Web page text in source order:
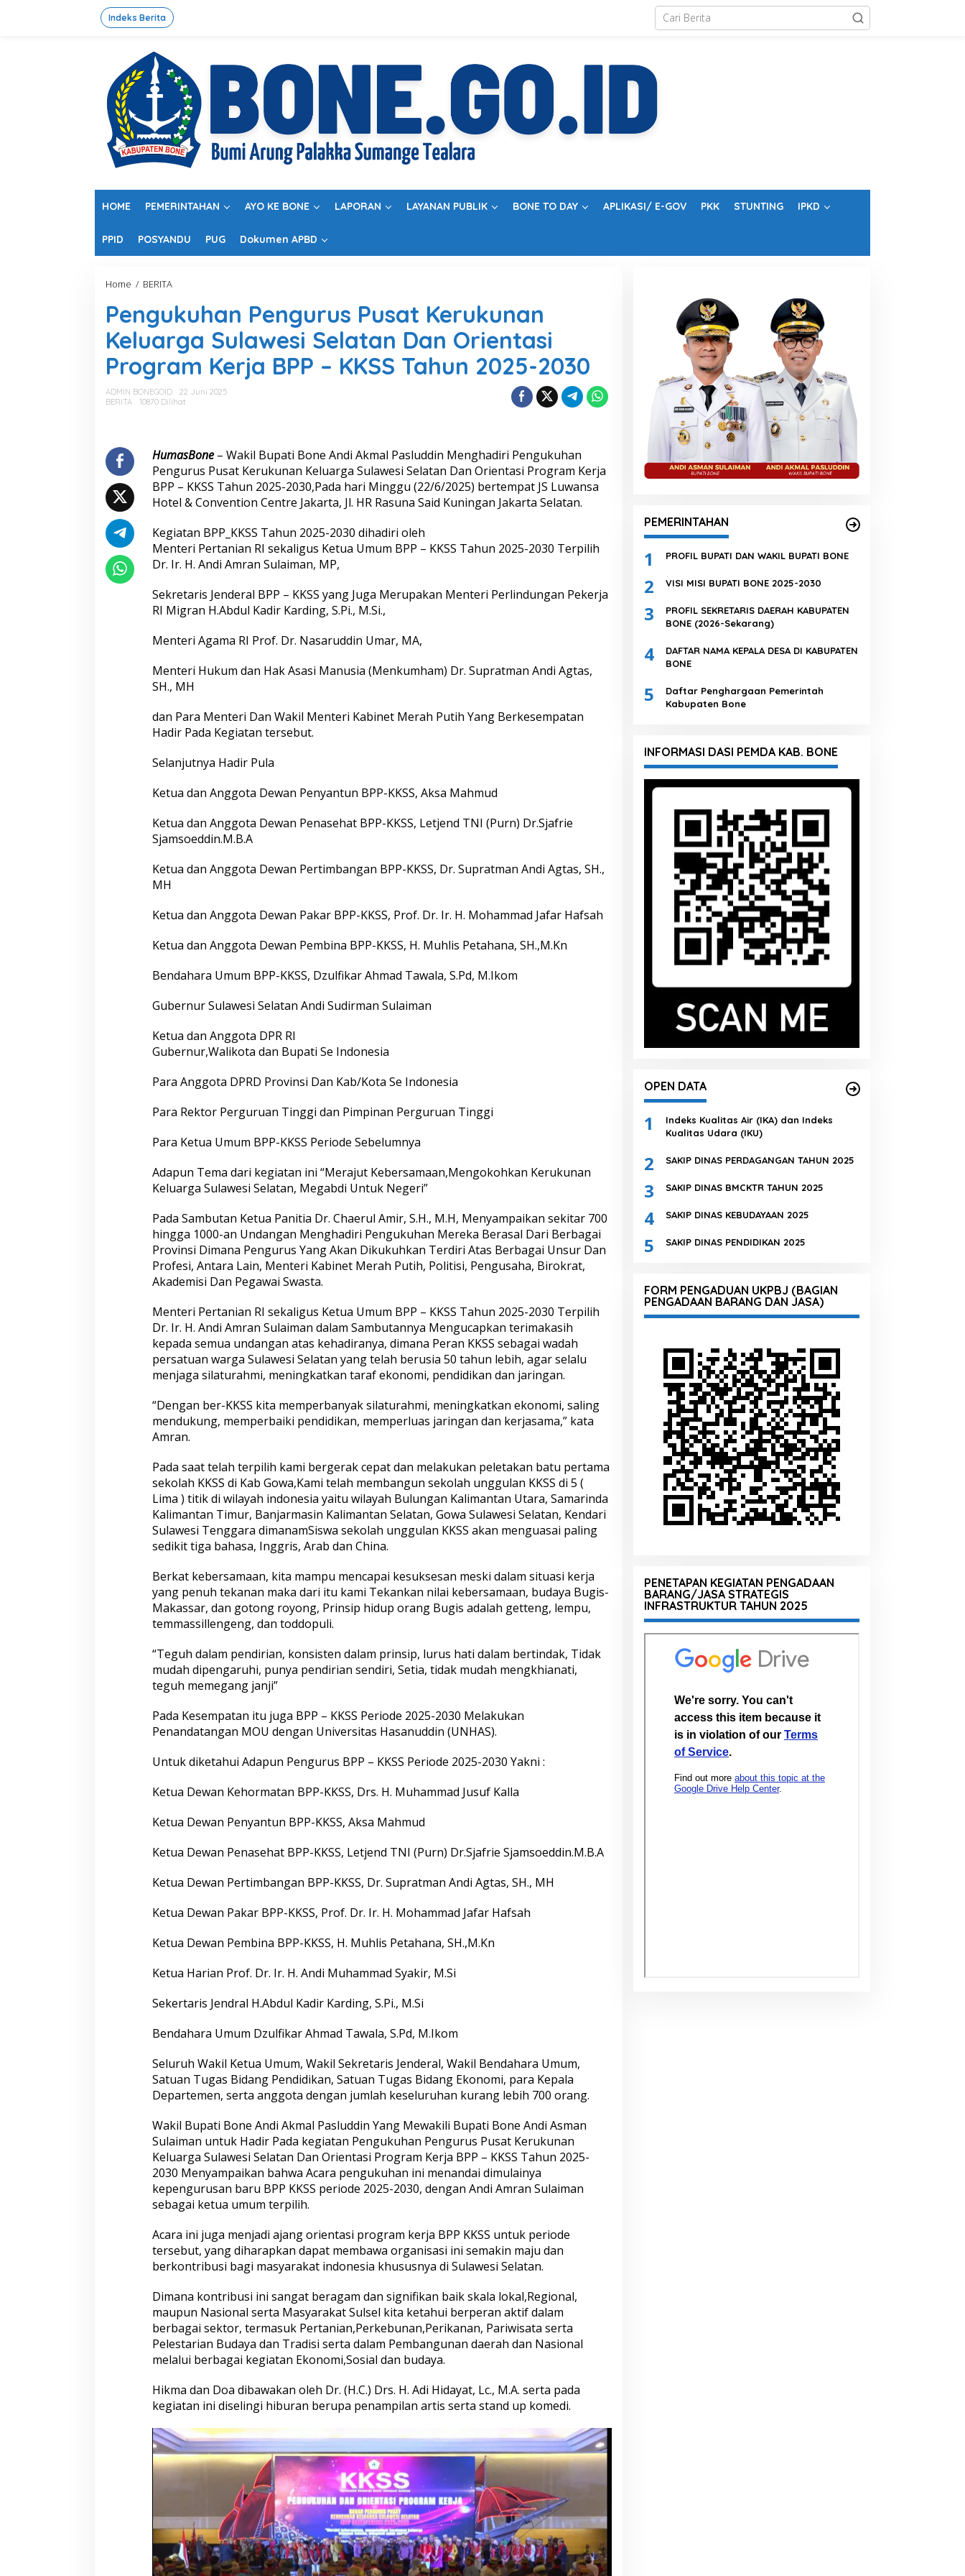
Indeks Berita
HOME PEMERINTAHAN AYO KE BONE LAPORAN LAYANAN PUBLIK BONE TO DAY APLIKASI/ E-GOV PKK STUNTING IPKD
PPID POSYANDU PUG Dokumen APBD
Home / BERITA
n
g
u
u
h
n
g
r
u
s
u
a
t
e
r
u
a
n
e
u
r
a
S
l
a
e
e
a
n
a
O
r
i
n
a
i
P
o
g
a
K
e
r
j
B
P
P
-
K
K
S
T
a
h
2
0
2
5
-
2
0
0
Pengukuhan Pengurus Pusat Kerukunan
Keluarga Sulawesi Selatan Dan Orientasi
Program Kerja BPP – KKSS Tahun 2025-2030
ADMIN BONEGOID
22 Juni 2025
BERITA
10870 Dilihat
HumasBone – Wakil Bupati Bone Andi Akmal Pasluddin Menghadiri Pengukuhan
Pengurus Pusat Kerukunan Keluarga Sulawesi Selatan Dan Orientasi Program Kerja
BPP – KKSS Tahun 2025-2030,Pada hari Minggu (22/6/2025) bertempat JS Luwansa
Hotel & Convention Centre Jakarta, Jl. HR Rasuna Said Kuningan Jakarta Selatan.
Kegiatan BPP_KKSS Tahun 2025-2030 dihadiri oleh
Menteri Pertanian RI sekaligus Ketua Umum BPP – KKSS Tahun 2025-2030 Terpilih
Dr. Ir. H. Andi Amran Sulaiman, MP,
Sekretaris Jenderal BPP – KKSS yang Juga Merupakan Menteri Perlindungan Pekerja
RI Migran H.Abdul Kadir Karding, S.Pi., M.Si.,
Menteri Agama RI Prof. Dr. Nasaruddin Umar, MA,
Menteri Hukum dan Hak Asasi Manusia (Menkumham) Dr. Supratman Andi Agtas,
SH., MH
dan Para Menteri Dan Wakil Menteri Kabinet Merah Putih Yang Berkesempatan
Hadir Pada Kegiatan tersebut.
Selanjutnya Hadir Pula
Ketua dan Anggota Dewan Penyantun BPP-KKSS, Aksa Mahmud
Ketua dan Anggota Dewan Penasehat BPP-KKSS, Letjend TNI (Purn) Dr.Sjafrie
Sjamsoeddin.M.B.A
Ketua dan Anggota Dewan Pertimbangan BPP-KKSS, Dr. Supratman Andi Agtas, SH.,
MH
Ketua dan Anggota Dewan Pakar BPP-KKSS, Prof. Dr. Ir. H. Mohammad Jafar Hafsah
Ketua dan Anggota Dewan Pembina BPP-KKSS, H. Muhlis Petahana, SH.,M.Kn
Bendahara Umum BPP-KKSS, Dzulfikar Ahmad Tawala, S.Pd, M.Ikom
Gubernur Sulawesi Selatan Andi Sudirman Sulaiman
Ketua dan Anggota DPR RI
Gubernur,Walikota dan Bupati Se Indonesia
Para Anggota DPRD Provinsi Dan Kab/Kota Se Indonesia
Para Rektor Perguruan Tinggi dan Pimpinan Perguruan Tinggi
Para Ketua Umum BPP-KKSS Periode Sebelumnya
Adapun Tema dari kegiatan ini “Merajut Kebersamaan,Mengokohkan Kerukunan
Keluarga Sulawesi Selatan, Megabdi Untuk Negeri”
Pada Sambutan Ketua Panitia Dr. Chaerul Amir, S.H., M.H, Menyampaikan sekitar 700
hingga 1000-an Undangan Menghadiri Pengukuhan Mereka Berasal Dari Berbagai
Provinsi Dimana Pengurus Yang Akan Dikukuhkan Terdiri Atas Berbagai Unsur Dan
Profesi, Antara Lain, Menteri Kabinet Merah Putih, Politisi, Pengusaha, Birokrat,
Akademisi Dan Pegawai Swasta.
Menteri Pertanian RI sekaligus Ketua Umum BPP – KKSS Tahun 2025-2030 Terpilih
Dr. Ir. H. Andi Amran Sulaiman dalam Sambutannya Mengucapkan terimakasih
kepada semua undangan atas kehadiranya, dimana Peran KKSS sebagai wadah
persatuan warga Sulawesi Selatan yang telah berusia 50 tahun lebih, agar selalu
menjaga silaturahmi, meningkatkan taraf ekonomi, pendidikan dan jaringan.
“Dengan ber-KKSS kita memperbanyak silaturahmi, meningkatkan ekonomi, saling
mendukung, memperbaiki pendidikan, memperluas jaringan dan kerjasama,” kata
Amran.
Pada saat telah terpilih kami bergerak cepat dan melakukan peletakan batu pertama
sekolah KKSS di Kab Gowa,Kami telah membangun sekolah unggulan KKSS di 5 (
Lima ) titik di wilayah indonesia yaitu wilayah Bulungan Kalimantan Utara, Samarinda
Kalimantan Timur, Banjarmasin Kalimantan Selatan, Gowa Sulawesi Selatan, Kendari
Sulawesi Tenggara dimanamSiswa sekolah unggulan KKSS akan menguasai paling
sedikit tiga bahasa, Inggris, Arab dan China.
Berkat kebersamaan, kita mampu mencapai kesuksesan meski dalam situasi kerja
yang penuh tekanan maka dari itu kami Tekankan nilai kebersamaan, budaya Bugis-
Makassar, dan gotong royong, Prinsip hidup orang Bugis adalah getteng, lempu,
temmassillengeng, dan toddopuli.
“Teguh dalam pendirian, konsisten dalam prinsip, lurus hati dalam bertindak, Tidak
mudah dipengaruhi, punya pendirian sendiri, Setia, tidak mudah mengkhianati,
teguh memegang janji”
Pada Kesempatan itu juga BPP – KKSS Periode 2025-2030 Melakukan
Penandatangan MOU dengan Universitas Hasanuddin (UNHAS).
Untuk diketahui Adapun Pengurus BPP – KKSS Periode 2025-2030 Yakni :
Ketua Dewan Kehormatan BPP-KKSS, Drs. H. Muhammad Jusuf Kalla
Ketua Dewan Penyantun BPP-KKSS, Aksa Mahmud
Ketua Dewan Penasehat BPP-KKSS, Letjend TNI (Purn) Dr.Sjafrie Sjamsoeddin.M.B.A
Ketua Dewan Pertimbangan BPP-KKSS, Dr. Supratman Andi Agtas, SH., MH
Ketua Dewan Pakar BPP-KKSS, Prof. Dr. Ir. H. Mohammad Jafar Hafsah
Ketua Dewan Pembina BPP-KKSS, H. Muhlis Petahana, SH.,M.Kn
Ketua Harian Prof. Dr. Ir. H. Andi Muhammad Syakir, M.Si
Sekertaris Jendral H.Abdul Kadir Karding, S.Pi., M.Si
Bendahara Umum Dzulfikar Ahmad Tawala, S.Pd, M.Ikom
Seluruh Wakil Ketua Umum, Wakil Sekretaris Jenderal, Wakil Bendahara Umum,
Satuan Tugas Bidang Pendidikan, Satuan Tugas Bidang Ekonomi, para Kepala
Departemen, serta anggota dengan jumlah keseluruhan kurang lebih 700 orang.
Wakil Bupati Bone Andi Akmal Pasluddin Yang Mewakili Bupati Bone Andi Asman
Sulaiman untuk Hadir Pada kegiatan Pengukuhan Pengurus Pusat Kerukunan
Keluarga Sulawesi Selatan Dan Orientasi Program Kerja BPP – KKSS Tahun 2025-
2030 Menyampaikan bahwa Acara pengukuhan ini menandai dimulainya
kepengurusan baru BPP KKSS periode 2025-2030, dengan Andi Amran Sulaiman
sebagai ketua umum terpilih.
Acara ini juga menjadi ajang orientasi program kerja BPP KKSS untuk periode
tersebut, yang diharapkan dapat membawa organisasi ini semakin maju dan
berkontribusi bagi masyarakat indonesia khususnya di Sulawesi Selatan.
Dimana kontribusi ini sangat beragam dan signifikan baik skala lokal,Regional,
maupun Nasional serta Masyarakat Sulsel kita ketahui berperan aktif dalam
berbagai sektor, termasuk Pertanian,Perkebunan,Perikanan, Pariwisata serta
Pelestarian Budaya dan Tradisi serta dalam Pembangunan daerah dan Nasional
melalui berbagai kegiatan Ekonomi,Sosial dan budaya.
Hikma dan Doa dibawakan oleh Dr. (H.C.) Drs. H. Adi Hidayat, Lc., M.A. serta pada
kegiatan ini diselingi hiburan berupa penampilan artis serta stand up komedi.
PEMERINTAHAN
1 PROFIL BUPATI DAN WAKIL BUPATI BONE
2 VISI MISI BUPATI BONE 2025-2030
3
PROFIL SEKRETARIS DAERAH KABUPATEN
BONE (2026-Sekarang)
4
DAFTAR NAMA KEPALA DESA DI KABUPATEN
BONE
5
Daftar Penghargaan Pemerintah
Kabupaten Bone
INFORMASI DASI PEMDA KAB. BONE
OPEN DATA
1
Indeks Kualitas Air (IKA) dan Indeks
Kualitas Udara (IKU)
2 SAKIP DINAS PERDAGANGAN TAHUN 2025
3 SAKIP DINAS BMCKTR TAHUN 2025
4 SAKIP DINAS KEBUDAYAAN 2025
5 SAKIP DINAS PENDIDIKAN 2025
FORM PENGADUAN UKPBJ (BAGIAN
PENGADAAN BARANG DAN JASA)
PENETAPAN KEGIATAN PENGADAAN
BARANG/JASA STRATEGIS
INFRASTRUKTUR TAHUN 2025